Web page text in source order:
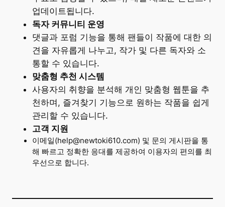
업데이트됩니다.
독자 커뮤니티 운영
댓글과 포럼 기능을 통해 팬들이 작품에 대한 의
견을 자유롭게 나누고, 작가 및 다른 독자와 소
통할 수 있습니다.
맞춤형 추천 시스템
사용자의 취향을 분석해 개인 맞춤형 웹툰을 추
천하며, 즐겨찾기 기능으로 원하는 작품을 쉽게
관리할 수 있습니다.
고객 지원
이메일(help@newtoki610.com) 및 문의 게시판을 통
해 빠르고 정확한 응대를 제공하여 이용자의 편의를 최
우선으로 합니다.